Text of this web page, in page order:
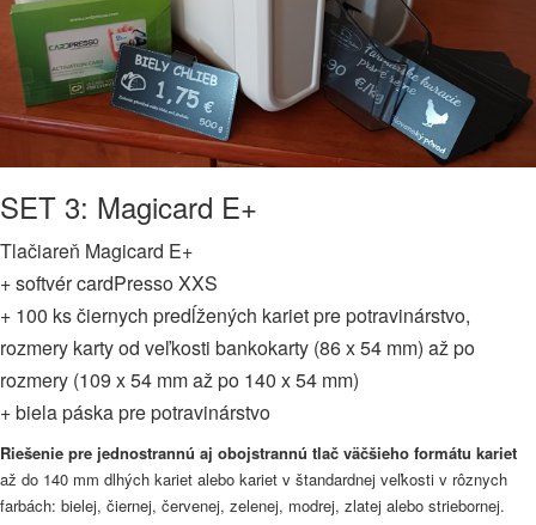
SET 3: Magicard E+
Tlačiareň Magicard E+
+ softvér cardPresso XXS
+ 100 ks čiernych predĺžených kariet pre potravinárstvo,
rozmery karty od veľkosti bankokarty (86 x 54 mm) až po
rozmery (109 x 54 mm až po 140 x 54 mm)
+ biela páska pre potravinárstvo
Riešenie pre jednostrannú aj obojstrannú tlač väčšieho formátu kariet
až do 140 mm dlhých kariet alebo kariet v štandardnej veľkosti v rôznych
farbách: bielej, čiernej, červenej, zelenej, modrej, zlatej alebo striebornej.